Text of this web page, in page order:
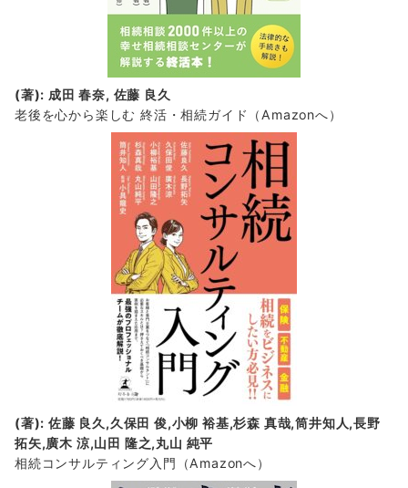
(著): 成田 春奈, 佐藤 良久
老後を心から楽しむ 終活・相続ガイド
（Amazonへ）
(著): 佐藤 良久,久保田 俊,小柳 裕基,杉森 真哉,筒井知人,長野
拓矢,廣木 涼,山田 隆之,丸山 純平
相続コンサルティング入門 （Amazonへ）